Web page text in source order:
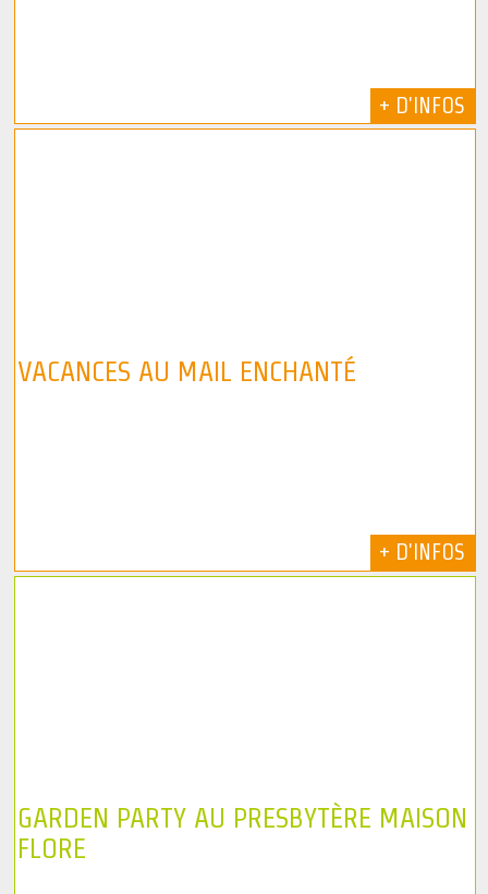
+ D'INFOS
VACANCES AU MAIL ENCHANTÉ
+ D'INFOS
GARDEN PARTY AU PRESBYTÈRE MAISON
FLORE